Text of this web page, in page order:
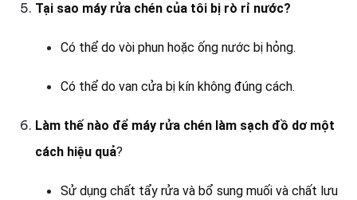
Tại sao máy rửa chén của tôi bị rò rỉ nước?
Có thể do vòi phun hoặc ống nước bị hỏng.
Có thể do van cửa bị kín không đúng cách.
Làm thế nào để máy rửa chén làm sạch đồ dơ một
cách hiệu quả?
Sử dụng chất tẩy rửa và bổ sung muối và chất lưu